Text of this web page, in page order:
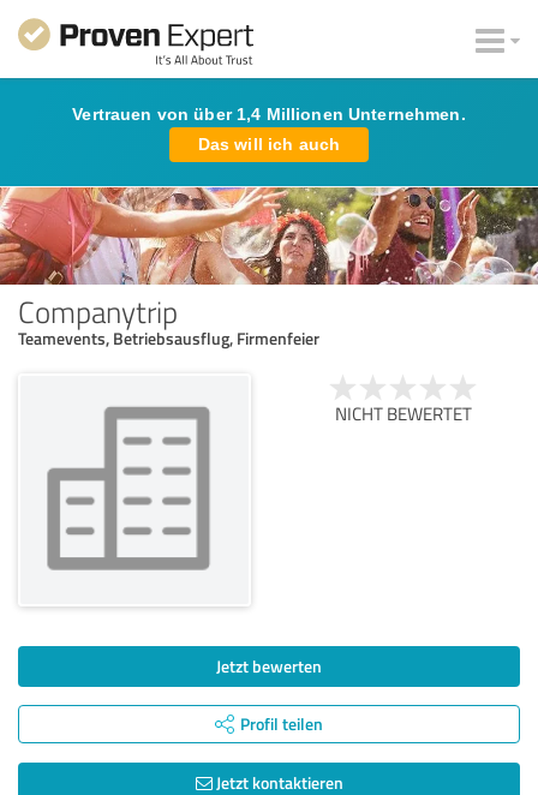
Vertrauen von über 1,4 Millionen Unternehmen.
Das will ich auch
Companytrip
Teamevents, Betriebsausflug, Firmenfeier
NICHT BEWERTET
Jetzt bewerten
Profil teilen
Jetzt kontaktieren